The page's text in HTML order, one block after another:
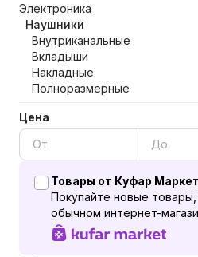
Электроника
Наушники
Внутриканальные
Вкладыши
Накладные
Полноразмерные
Цена
Товары от Куфар
Покупайте новые товары,
обычном интернет-